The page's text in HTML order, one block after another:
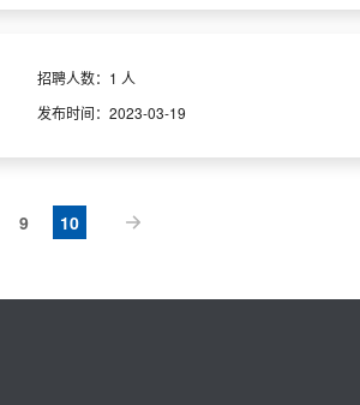
招聘人数： 1 人
发布时间： 2023-03-19
9 10